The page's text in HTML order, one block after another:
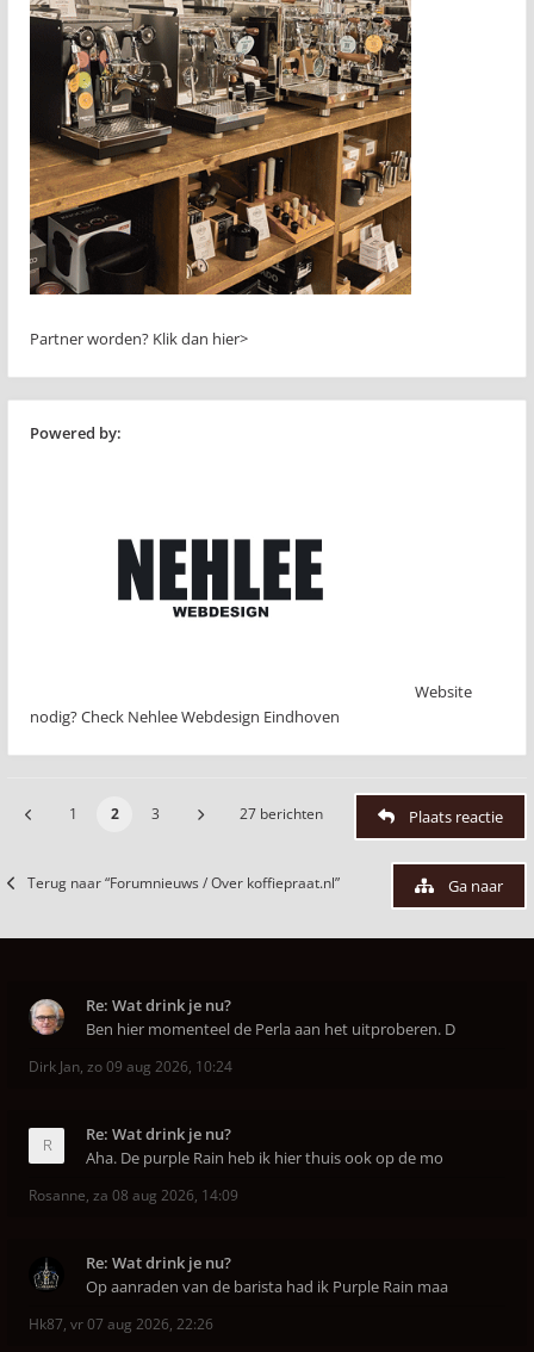
Partner worden? Klik dan hier>
Powered by:
Website
nodig? Check Nehlee Webdesign Eindhoven
1 2 3 27 berichten Plaats reactie
Terug naar “Forumnieuws / Over koffiepraat.nl” Ga naar
Re: Wat drink je nu?
Ben hier momenteel de Perla aan het uitproberen. D
Dirk Jan, zo 09 aug 2026, 10:24
Re: Wat drink je nu?
Aha. De purple Rain heb ik hier thuis ook op de mo
Rosanne, za 08 aug 2026, 14:09
Re: Wat drink je nu?
Op aanraden van de barista had ik Purple Rain maa
Hk87, vr 07 aug 2026, 22:26